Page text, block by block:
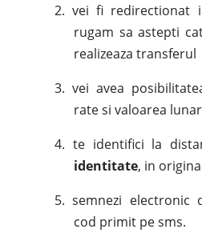
2.vei fi redirectionat
rugam sa astepti
realizeaza transferul
3. vei avea
rate si valoarea
4. te identifici la
identitate, in
5.semnezi electronic
cod primit pe sms.